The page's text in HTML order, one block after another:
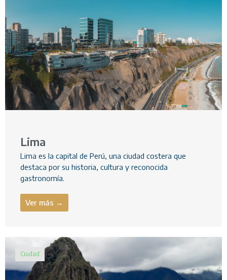
Lima
Lima es la capital de Perú, una ciudad costera que
destaca por su historia, cultura y reconocida
gastronomía.
Ver más →
Ciudad